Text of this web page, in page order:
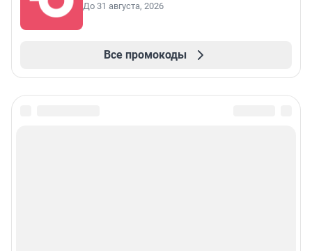
До 31 августа, 2026
Все промокоды